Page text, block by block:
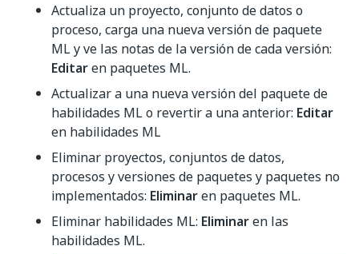
Actualiza un proyecto, conjunto de datos o
proceso, carga una nueva versión de paquete
ML y ve las notas de la versión de cada versión:
Editaren paquetes ML.
Actualizar a una nueva versión del paquete de
habilidades ML o revertir a una anterior: Editar
en habilidades ML
Eliminar proyectos, conjuntos de datos,
procesos y versiones de paquetes y paquetes no
implementados: Eliminaren paquetes ML.
Eliminar habilidades ML: Eliminaren las
habilidades ML.